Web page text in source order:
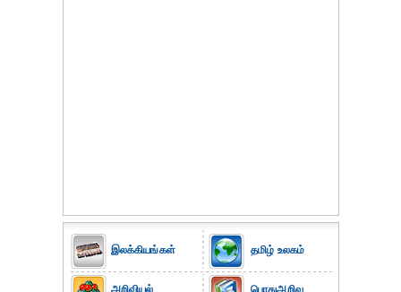
இலக்கியங்கள்
அறிவியல்
தமிழ் உலகம்
பொதுஅறிவு